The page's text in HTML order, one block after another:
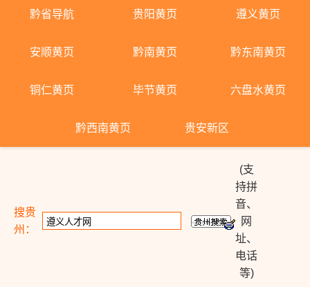
黔省导航 贵阳黄页 遵义黄页
安顺黄页 黔南黄页 黔东南黄页
铜仁黄页 毕节黄页 六盘水黄页
黔西南黄页 贵安新区
搜贵
州：
(支
持拼
音、
网
址、
电话
等)